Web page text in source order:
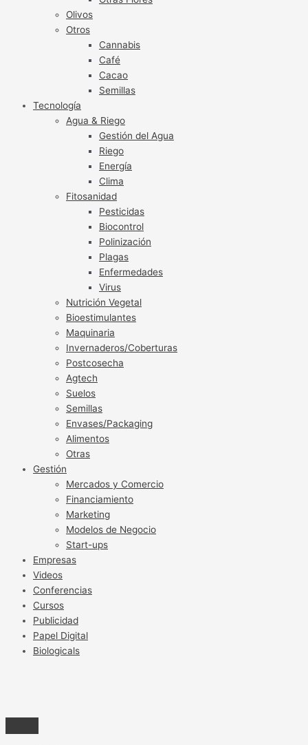
Olivos
Otros
Cannabis
Café
Cacao
Semillas
Tecnología
Agua & Riego
Gestión del Agua
Riego
Energía
Clima
Fitosanidad
Pesticidas
Biocontrol
Polinización
Plagas
Enfermedades
Virus
Nutrición Vegetal
Bioestimulantes
Maquinaria
Invernaderos/Coberturas
Postcosecha
Agtech
Suelos
Semillas
Envases/Packaging
Alimentos
Otras
Gestión
Mercados y Comercio
Financiamiento
Marketing
Modelos de Negocio
Start-ups
Empresas
Videos
Conferencias
Cursos
Publicidad
Papel Digital
Biologicals